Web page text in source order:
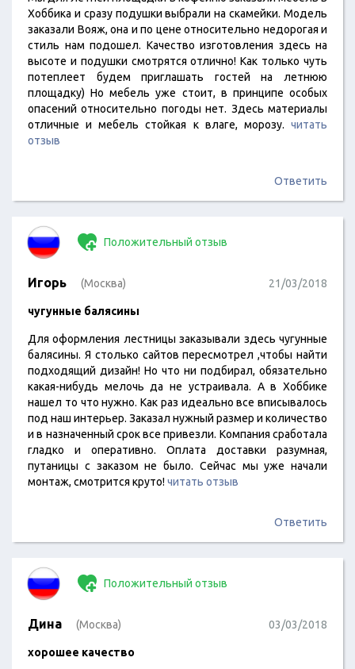
Хоббика и сразу подушки выбрали на скамейки. Модель
заказали Вояж, она и по цене относительно недорогая и
стиль нам подошел. Качество изготовления здесь на
высоте и подушки смотрятся отлично! Как только чуть
потеплеет будем приглашать гостей на летнюю
площадку) Но мебель уже стоит, в принципе особых
опасений относительно погоды нет. Здесь материалы
отличные и мебель стойкая к влаге, морозу. читать
отзыв
Ответить
Положительный отзыв
Игорь (Москва) 21/03/2018
чугунные балясины
Для оформления лестницы заказывали здесь чугунные
балясины. Я столько сайтов пересмотрел ,чтобы найти
подходящий дизайн! Но что ни подбирал, обязательно
какая-нибудь мелочь да не устраивала. А в Хоббике
нашел то что нужно. Как раз идеально все вписывалось
под наш интерьер. Заказал нужный размер и количество
и в назначенный срок все привезли. Компания сработала
гладко и оперативно. Оплата доставки разумная,
путаницы с заказом не было. Сейчас мы уже начали
монтаж, смотрится круто!читать отзыв
Ответить
Положительный отзыв
Дина (Москва) 03/03/2018
хорошее качество